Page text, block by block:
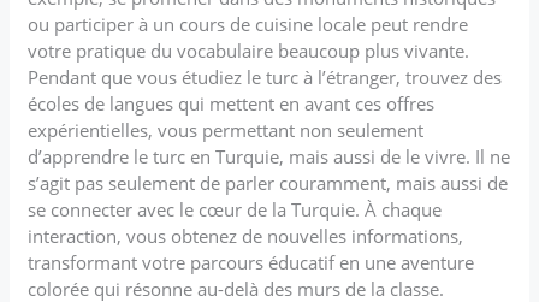
ou participer à un cours de cuisine locale peut rendre
votre pratique du vocabulaire beaucoup plus vivante.
Pendant que vous étudiez le turc à l’étranger, trouvez des
écoles de langues qui mettent en avant ces offres
expérientielles, vous permettant non seulement
d’apprendre le turc en Turquie, mais aussi de le vivre. Il ne
s’agit pas seulement de parler couramment, mais aussi de
se connecter avec le cœur de la Turquie. À chaque
interaction, vous obtenez de nouvelles informations,
transformant votre parcours éducatif en une aventure
colorée qui résonne au-delà des murs de la classe.